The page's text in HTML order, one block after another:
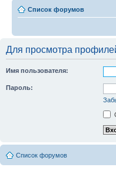
Список форумов
Для просмотра
Имя пользователя:
Пароль:
Список форумов